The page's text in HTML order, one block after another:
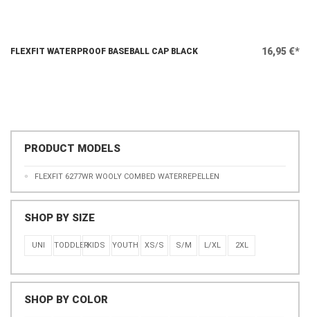
FLEXFIT WATERPROOF BASEBALL CAP BLACK 16,95 €*
PRODUCT MODELS
FLEXFIT 6277WR WOOLY COMBED WATERREPELLEN
SHOP BY SIZE
UNI TODDLERKIDS YOUTH XS/S S/M L/XL 2XL
SHOP BY COLOR